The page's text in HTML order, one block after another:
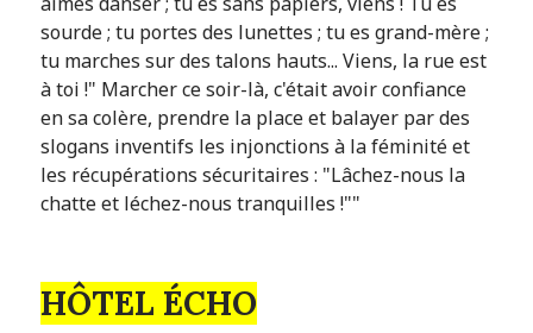
sourde ; tu portes des lunettes ; tu es grand-mère ;
tu marches sur des talons hauts... Viens, la rue est
à toi !" Marcher ce soir-là, c'était avoir confiance
en sa colère, prendre la place et balayer par des
slogans inventifs les injonctions à la féminité et
les récupérations sécuritaires : "Lâchez-nous la
chatte et léchez-nous tranquilles !""
HÔTEL ÉCHO